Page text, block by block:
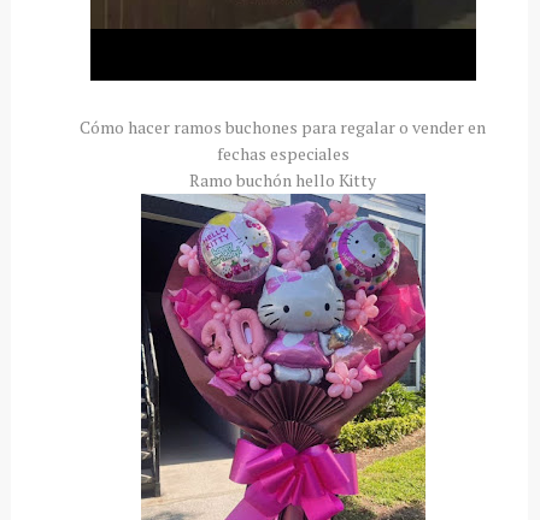
Cómo hacer ramos buchones para regalar o vender en
fechas especiales
Ramo buchón hello Kitty